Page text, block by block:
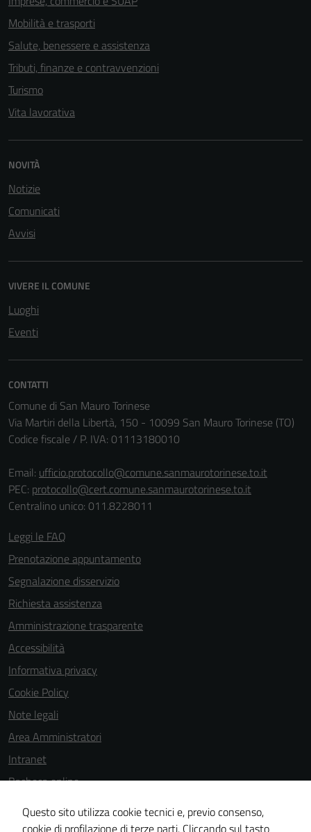
Mobilità e trasporti
Salute, benessere e assistenza
Tributi, finanze e contravvenzioni
Turismo
Vita lavorativa
NOVITÀ
Notizie
Comunicati
Avvisi
VIVERE IL COMUNE
Luoghi
Eventi
CONTATTI
Comune di San Mauro Torinese
Via Martiri della Libertà, 150 - 10099 San Mauro Torinese (TO)
Codice fiscale / P. IVA: 01113180010
Email: ufficio.protocollo@comune.sanmaurotorinese.to.it
PEC: protocollo@cert.comune.sanmaurotorinese.to.it
Centralino unico: 011.8228011
Leggi le FAQ
Prenotazione appuntamento
Segnalazione disservizio
Richiesta assistenza
Amministrazione trasparente
Accessibilità
Informativa privacy
Cookie Policy
Note legali
Area Amministratori
Intranet
Bacheca online
Dichiarazione di accessibilità
Dichiarazione di accessibilità e modalità di segnalazioni di non
Questo sito utilizza cookie tecnici e, previo consenso,
cookie di profilazione di terze parti. Cliccando sul tasto
sono necessari
possono
essere
Questi cookie
non raccolgono